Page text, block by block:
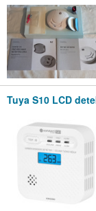
Tuya S10 LCD